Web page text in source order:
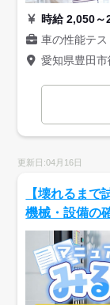
時給 2,050～
車の性能テス
愛知県豊田
更新日:04月16日
【壊れるまで
機械・設備の